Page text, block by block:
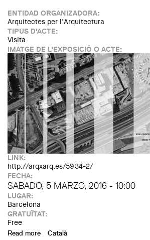
ENTIDAD ORGANIZADORA:
Arquitectes per l’Arquitectura
TIPUS D'ACTE:
Visita
IMATGE DE L'EXPOSICIÓ O ACTE:
LINK:
http://arqxarq.es/5934-2/
FECHA:
SABADO, 5 MARZO, 2016 - 10:00
LUGAR:
Barcelona
GRATUÏTAT:
Free
Read more about Visita guiada a los Edificios C
Català